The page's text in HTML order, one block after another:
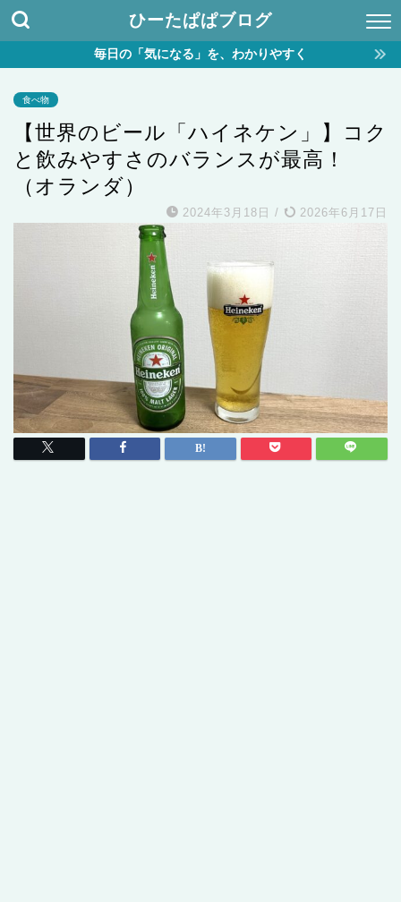
ひーたぱぱブログ
毎日の「気になる」を、わかりやすく
食べ物
【世界のビール「ハイネケン」】コク
と飲みやすさのバランスが最高！
（オランダ）
2024年3月18日 / 2026年6月17日